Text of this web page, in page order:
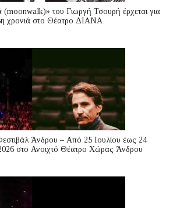
(moonwalk)» του Γιωργή Τσουρή έρχεται για
χρονιά στο Θέατρο ΔΙΑΝΑ
Άνδρου – Από 25 Ιουλίου έως 24
στο Ανοιχτό Θέατρο Χώρας Άνδρου